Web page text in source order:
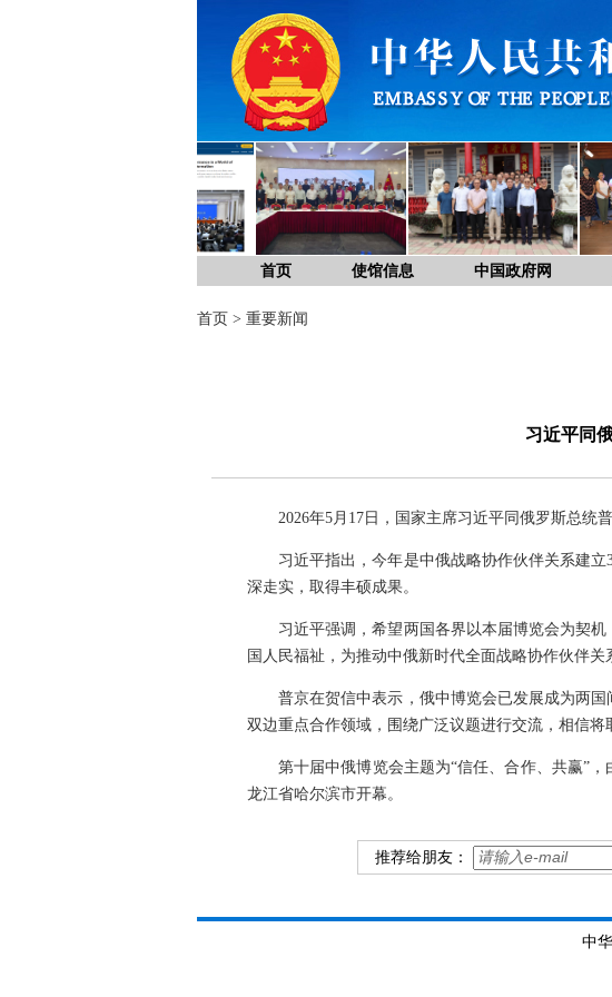
首页 使馆信息 中国政府网
首页 > 重要新闻
习近平同
2026年5月17日，国家主席习近平同俄罗斯总统
习近平指出，今年是中俄战略协作伙伴关系建
深走实，取得丰硕成果。
习近平强调，希望两国各界以本届博览会为契
国人民福祉，为推动中俄新时代全面战略协作伙伴关
普京在贺信中表示，俄中博览会已发展成为两
双边重点合作领域，围绕广泛议题进行交流，相信
第十届中俄博览会主题为“信任、合作、共赢”
龙江省哈尔滨市开幕。
推荐给朋友：
中